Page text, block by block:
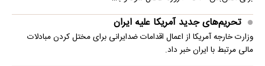
تحریم‌های جدید آمریکا علیه ایران
وزارت خارجه آمریکا از اعمال اقدامات ضدایرانی برای مختل کردن مبادلات
مالی مرتبط با ایران خبر داد.